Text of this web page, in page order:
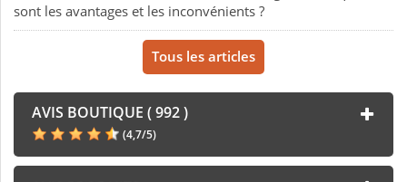
sont les avantages et les inconvénients ?
Tous les articles
AVIS BOUTIQUE ( 992 )
(4,7/5)